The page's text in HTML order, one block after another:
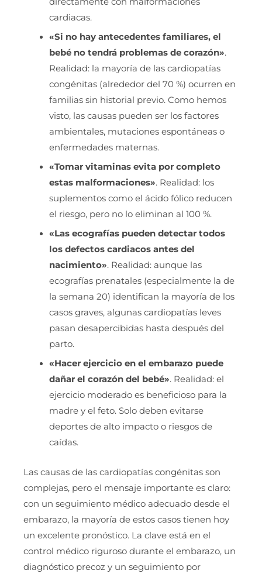
cardiacas.
«Si no hay antecedentes familiares, el
bebé no tendrá problemas de corazón».
Realidad: la mayoría de las cardiopatías
congénitas (alrededor del 70 %) ocurren en
familias sin historial previo. Como hemos
visto, las causas pueden ser los factores
ambientales, mutaciones espontáneas o
enfermedades maternas.
«Tomar vitaminas evita por completo
estas malformaciones». Realidad: los
suplementos como el ácido fólico reducen
el riesgo, pero no lo eliminan al 100 %.
«Las ecografías pueden detectar todos
los defectos cardiacos antes del
nacimiento». Realidad: aunque las
ecografías prenatales (especialmente la de
la semana 20) identifican la mayoría de los
casos graves, algunas cardiopatías leves
pasan desapercibidas hasta después del
parto.
«Hacer ejercicio en el embarazo puede
dañar el corazón del bebé». Realidad: el
ejercicio moderado es beneficioso para la
madre y el feto. Solo deben evitarse
deportes de alto impacto o riesgos de
caídas.
Las causas de las cardiopatías congénitas son
complejas, pero el mensaje importante es claro:
con un seguimiento médico adecuado desde el
embarazo, la mayoría de estos casos tienen hoy
un excelente pronóstico. La clave está en el
control médico riguroso durante el embarazo, un
diagnóstico precoz y un seguimiento por